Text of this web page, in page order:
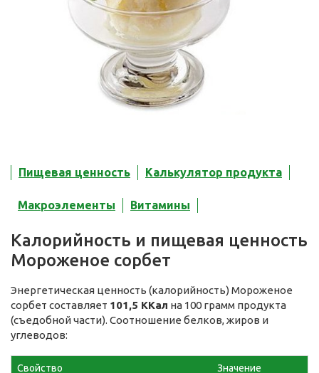
Пищевая ценность Калькулятор продукта
Макроэлементы Витамины
Калорийность и пищевая ценность
Мороженое сорбет
Энергетическая ценность (калорийность) Мороженое
сорбет составляет 101,5 ККал на 100 грамм продукта
(съедобной части). Соотношение белков, жиров и
углеводов:
Свойство Значение